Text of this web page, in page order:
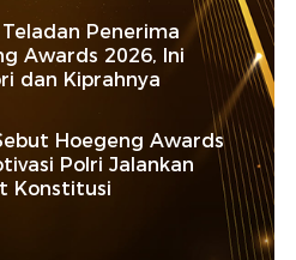
Penerima
Awards 2026, Ini
dan Kiprahnya
Hoegeng Awards
Polri Jalankan
Konstitusi